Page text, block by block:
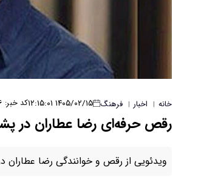
خانه | اخبار | فرهنگ ۱۴۰۵/۰۲/۱۵ ۱۲:۱۵:۰۱ کد خبر: ۱۲۹۹۶
رقص حرفه‌ای رضا عطاران در
ویدئویی از رقص و خوانندگی رضا